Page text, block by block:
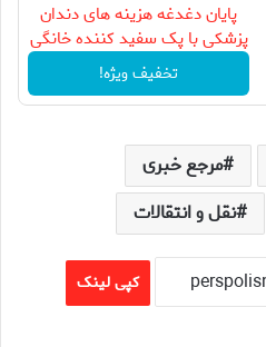
پایان دغدغه هزینه های دندان
پزشکی با پک سفید کننده خانگی
تخفیف ویژه!
مرجع خبری
نقل و انتقالات
کپی لینک